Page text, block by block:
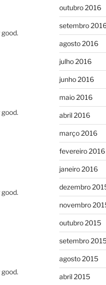
outubro 2016
setembro
agosto 2016
julho 2016
junho 2016
maio 2016
abril 2016
março 2016
fevereiro 2016
janeiro 2016
dezembro
novembro
outubro 2015
setembro
agosto 2015
abril 2015